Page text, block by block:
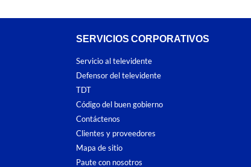
SERVICIOS CORPORATIVOS
Servicio al televidente
Defensor del televidente
TDT
Código del buen gobierno
Contáctenos
Clientes y proveedores
Mapa de sitio
Paute con nosotros